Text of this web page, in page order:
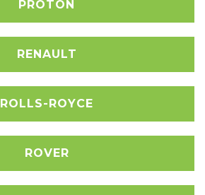
PROTON
RENAULT
ROLLS-ROYCE
ROVER